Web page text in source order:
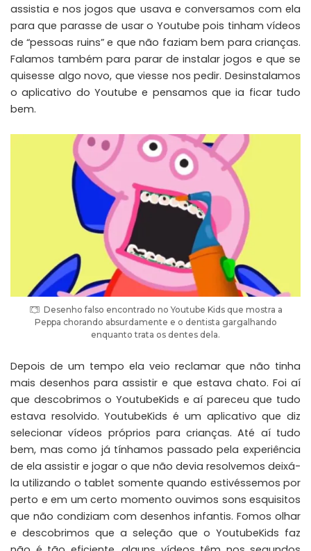
assistia e nos jogos que usava e conversamos com ela
para que parasse de usar o Youtube pois tinham vídeos
de “pessoas ruins” e que não faziam bem para crianças.
Falamos também para parar de instalar jogos e que se
quisesse algo novo, que viesse nos pedir. Desinstalamos
o aplicativo do Youtube e pensamos que ia ficar tudo
bem.
Desenho falso encontrado no Youtube Kids que mostra a
Peppa chorando absurdamente e o dentista gargalhando
enquanto trata os dentes dela.
Depois de um tempo ela veio reclamar que não tinha
mais desenhos para assistir e que estava chato. Foi aí
que descobrimos o YoutubeKids e aí pareceu que tudo
estava resolvido. YoutubeKids é um aplicativo que diz
selecionar vídeos próprios para crianças. Até aí tudo
bem, mas como já tínhamos passado pela experiência
de ela assistir e jogar o que não devia resolvemos deixá-
la utilizando o tablet somente quando estivéssemos por
perto e em um certo momento ouvimos sons esquisitos
que não condiziam com desenhos infantis. Fomos olhar
e descobrimos que a seleção que o YoutubeKids faz